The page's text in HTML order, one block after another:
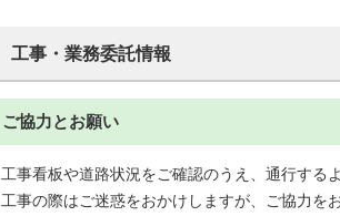
工事・業務委託情報
ご協力とお願い
工事看板や道路状況をご確認のうえ、通行する
工事の際はご迷惑をおかけしますが、ご協力を